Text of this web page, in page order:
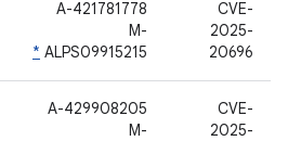
CVE-
2025-
20696
A-421781778
M-
ALPS09915215
*
CVE-
2025-
A-429908205
M-